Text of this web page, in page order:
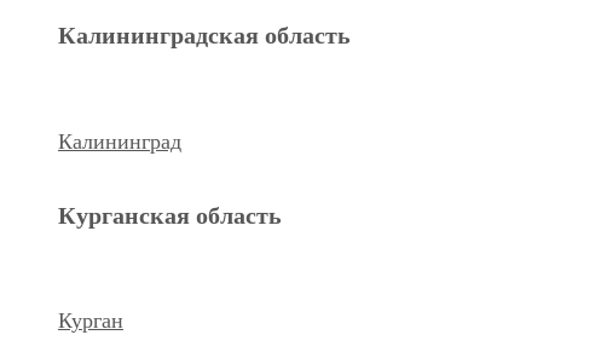
Калининградская область
Калининград
Курганская область
Курган